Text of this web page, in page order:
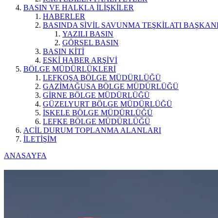
BASIN VE HALKLA İLİŞKİLER
HABERLER
BASINDA SİVİL SAVUNMA TEŞKİLATI
YAZILI BASIN
GÖRSEL BASIN
BASIN KİTİ
ESKİ HABER ARŞİVİ
BÖLGE MÜDÜRLÜKLERİ
LEFKOŞA BÖLGE MÜDÜRLÜĞÜ
GAZİMAĞUSA BÖLGE MÜDÜRLÜĞÜ
GİRNE BÖLGE MÜDÜRLÜĞÜ
GÜZELYURT BÖLGE MÜDÜRLÜĞÜ
İSKELE BÖLGE MÜDÜRLÜĞÜ
LEFKE BÖLGE MÜDÜRLÜĞÜ
ACİL DURUM TOPLANMA ALANLARI
İLETİŞİM
ANASAYFA